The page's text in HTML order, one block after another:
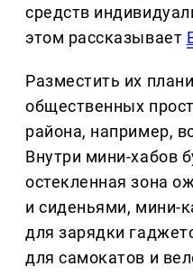
средств
этом рассказывает
Разместить их
общественных
района, например,
Внутри мини-хабов
остекленная зона
и сиденьями, мини-
для зарядки
для самокатов и